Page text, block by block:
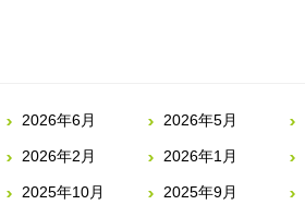
2026年6月 2026年5月
2026年2月 2026年1月
2025年10月 2025年9月